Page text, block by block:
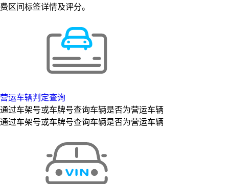
费区间标签详情及评分。
营运车辆判定查询
通过车架号或车牌号查询车辆是否为营运车辆
通过车架号或车牌号查询车辆是否为营运车辆